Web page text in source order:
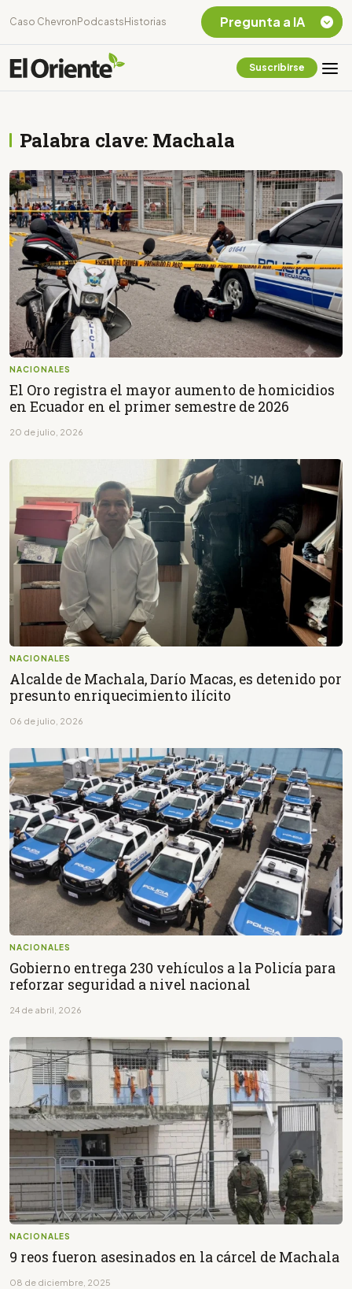
Caso Chevron Podcasts Historias
Suscribirse
Palabra clave: Machala
NACIONALES
El Oro registra el mayor aumento de homicidios
en Ecuador en el primer semestre de 2026
20 de julio, 2026
NACIONALES
Alcalde de Machala, Darío Macas, es detenido por
presunto enriquecimiento ilícito
06 de julio, 2026
NACIONALES
Gobierno entrega 230 vehículos a la Policía para
reforzar seguridad a nivel nacional
24 de abril, 2026
NACIONALES
9 reos fueron asesinados en la cárcel de Machala
08 de diciembre, 2025
Pregunta a IA
Amazonia Ecuatoriana
¿En que consiste la
tasa minera que rige en
Ecuador?